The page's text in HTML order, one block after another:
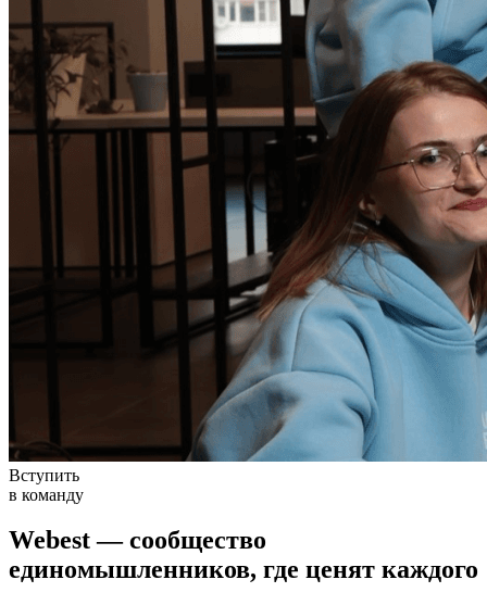
Вступить
в команду
Webest — сообщество
единомышленников, где ценят каждого